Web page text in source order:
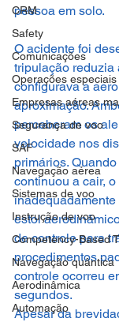
CRM
Safety
Comunicações
Operações especiais
Empresas aéreas
Segurança de voo
SAF
Navegação aérea
Sistemas de voo
Instrução de voo
Competency-Based
Navegação quântica
Aerodinâmica
Automação
pessoa em solo.
O acidente foi
tripulação reduzia
configurava a
aproximação.
perceberam os
velocidade nos
primários.
continuou a cair,
estol
de controle para
procedimentos
controle ocorreu
segundos.
Apesar da